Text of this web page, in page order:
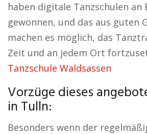
haben digitale Tanzschulen an
gewonnen, und das aus guten
machen es möglich, das
Zeit und an jedem Ort
Tanzschule Waldsassen
Vorzüge dieses
in Tulln:
Besonders wenn der